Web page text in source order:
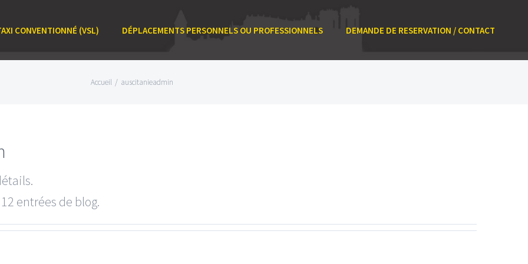
CONVENTIONNÉ (VSL) DÉPLACEMENTS PERSONNELS OU PROFESSIONNELS DEMANDE DE RESERVATION / CONTACT
Accueil / auscitanieadmin
entrées de blog.